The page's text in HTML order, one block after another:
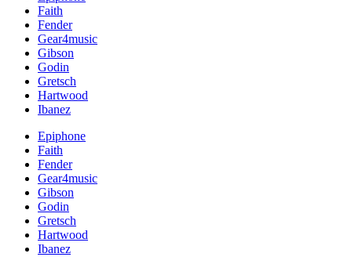
Faith
Fender
Gear4music
Gibson
Godin
Gretsch
Hartwood
Ibanez
Epiphone
Faith
Fender
Gear4music
Gibson
Godin
Gretsch
Hartwood
Ibanez